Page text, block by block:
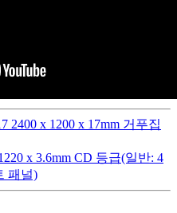
2400 x 1200 x 17mm 거푸집
x 3.6mm CD 등급(일반: 4
패널)